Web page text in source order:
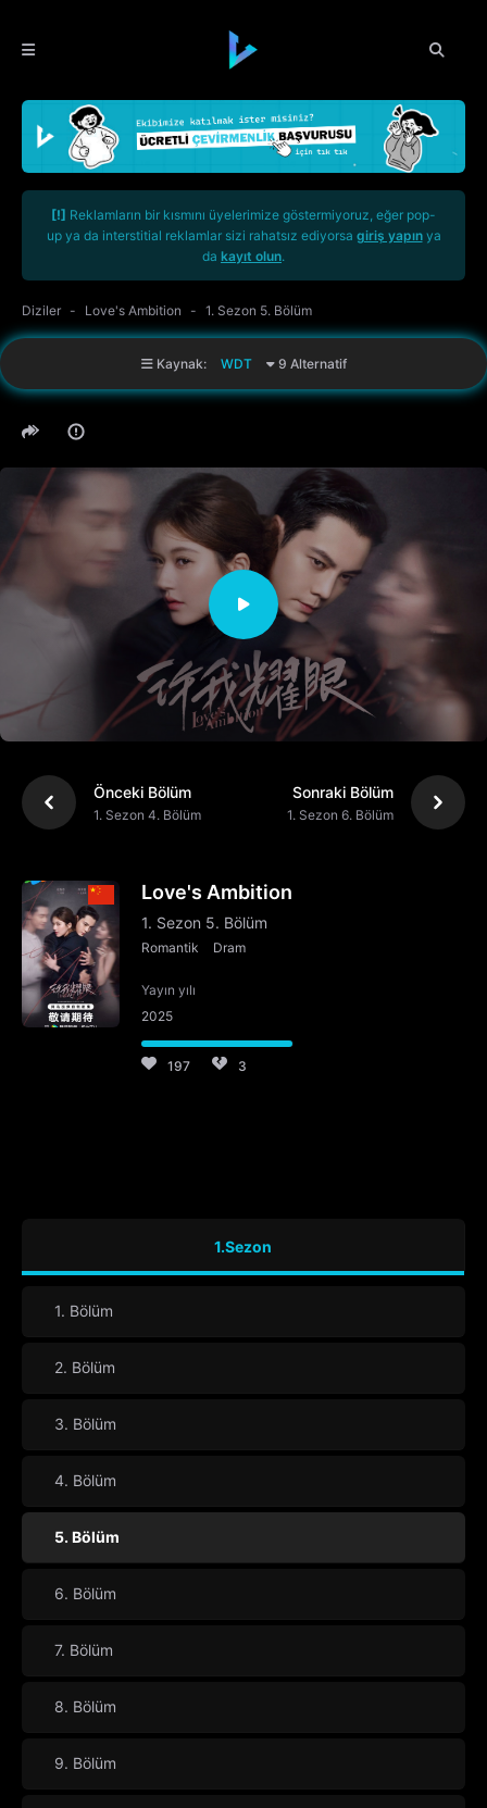
[!] Reklamların bir kısmını üyelerimize göstermiyoruz, eğer pop-
up ya da interstitial reklamlar sizi rahatsız ediyorsa giriş yapınya
da kayıt olun.
Diziler Love's Ambition 1. Sezon 5. Bölüm
Kaynak: WDT 9 Alternatif
Önceki Bölüm
1. Sezon 4. Bölüm
Sonraki Bölüm
1. Sezon 6. Bölüm
Love's Ambition
1. Sezon 5. Bölüm
Romantik Dram
Yayın yılı
2025
197 3
1.Sezon
1. Bölüm
2. Bölüm
3. Bölüm
4. Bölüm
5. Bölüm
6. Bölüm
7. Bölüm
8. Bölüm
9. Bölüm